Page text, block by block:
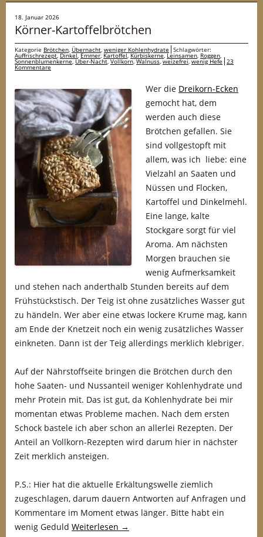
18. Januar 2026
Körner-Kartoffelbrötchen
Kategorie Brötchen, Übernacht, weniger Kohlenhydrate Schlagwörter:
Auffrischrezept,Dinkel,Emmer, Kartoffel,Kürbiskerne,Leinsamen, Roggen,
Sonnenblumenkerne,Über-Nacht,Vollkorn,Walnuss,weizefrei,wenig Hefe 23
Kommentare
Wer die Dreikorn-Ecken
gemocht hat, dem
werden auch diese
Brötchen gefallen. Sie
sind vollgestopft mit
allem, was ich liebe: eine
Vielzahl an Saaten und
Nüssen und Flocken,
Kartoffel und Dinkelmehl.
Eine lange, kalte
Stockgare sorgt für viel
Aroma. Am nächsten
Morgen brauchen sie
wenig Aufmerksamkeit
und stehen nach anderthalb Stunden bereits auf dem
Frühstückstisch. Der Teig ist ohne zusätzliches Wasser gut
zu händeln. Wer aber eine etwas lockere Krume mag, kann
am Ende der Knetzeit noch ein wenig zusätzliches Wasser
einkneten. Dann ist der Teig allerdings merklich klebriger.
Auf der Nährstoffseite bringen die Brötchen durch den
hohe Saaten- und Nussanteil weniger Kohlenhydrate und
mehr Protein mit. Das ist gut, da Kohlenhydrate bei mir
momentan etwas Probleme machen. Nach dem ersten
Schock bastele ich aber schon an allerlei Rezepten. Der
Anteil an Vollkorn-Rezepten wird darum hier in nächster
Zeit merklich ansteigen.
P.S.: Hier hat die aktuelle Erkältungswelle ziemlich
zugeschlagen, darum dauern Antworten auf Anfragen und
Kommentare im Moment etwas länger. Bitte habt ein
wenig Geduld Weiterlesen →